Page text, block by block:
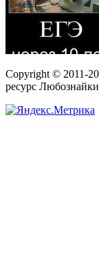
Copyright © 2011-
ресурс Любознайки